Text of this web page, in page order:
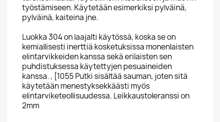
työstämiseen. Käytetään esimerkiksi pylväinä,
pylväinä, kaiteina jne.
Luokka 304 on laajalti käytössä, koska se on
kemiallisesti inerttiä kosketuksissa monenlaisten
elintarvikkeiden kanssa sekä erilaisten sen
puhdistuksessa käytettyjen pesuaineiden
kanssa. , [1055 Putki sisältää sauman, joten sitä
käytetään menestyksekkäästi myös
elintarviketeollisuudessa. Leikkaustoleranssi on
2mm